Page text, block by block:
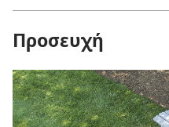
Προσευχή